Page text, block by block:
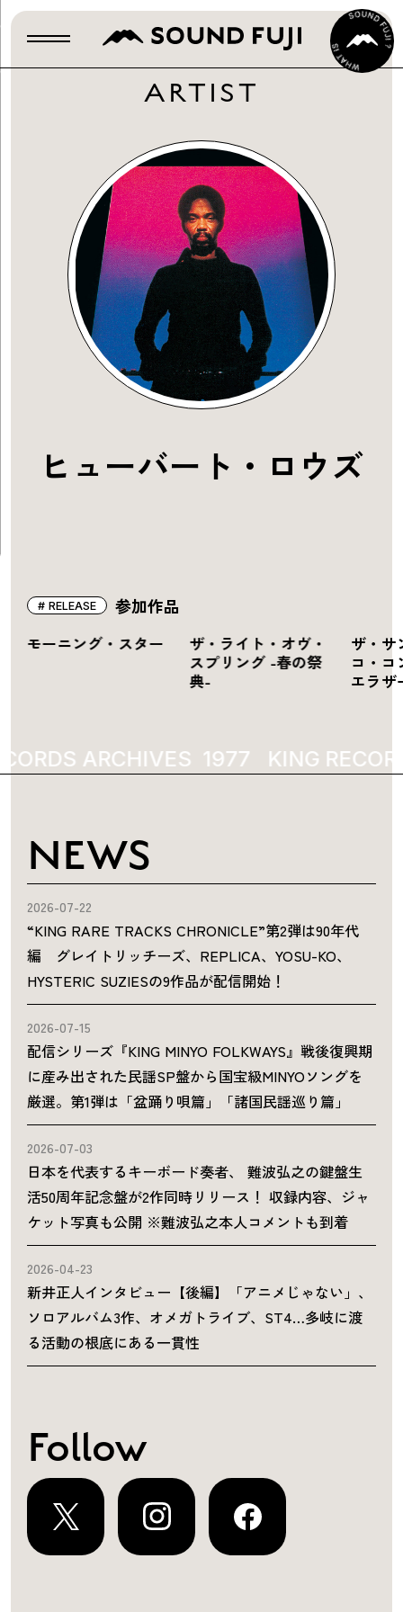
ARTIST
ヒューバート・ロウズ
参加作品
RELEASE
モーニング・スター
ザ・ライト・オヴ・
スプリング -春の祭
典-
ザ・サ
コ・
エラザ
ARCHIVES 1977 KING
NEWS
2026-07-22
“KING RARE TRACKS CHRONICLE”第2弾は90年代
編 グレイトリッチーズ、REPLICA、YOSU-KO、
HYSTERIC SUZIESの9作品が配信開始！
2026-07-15
配信シリーズ『KING MINYO FOLKWAYS』戦後復興期
に産み出された民謡SP盤から国宝級MINYOソングを
厳選。第1弾は「盆踊り唄篇」「諸国民謡巡り篇」
2026-07-03
日本を代表するキーボード奏者、 難波弘之の鍵盤生
活50周年記念盤が2作同時リリース！ 収録内容、ジャ
ケット写真も公開 ※難波弘之本人コメントも到着
2026-04-23
新井正人インタビュー【後編】「アニメじゃない」、
ソロアルバム3作、オメガトライブ、ST4…多岐に渡
る活動の根底にある一貫性
Follow